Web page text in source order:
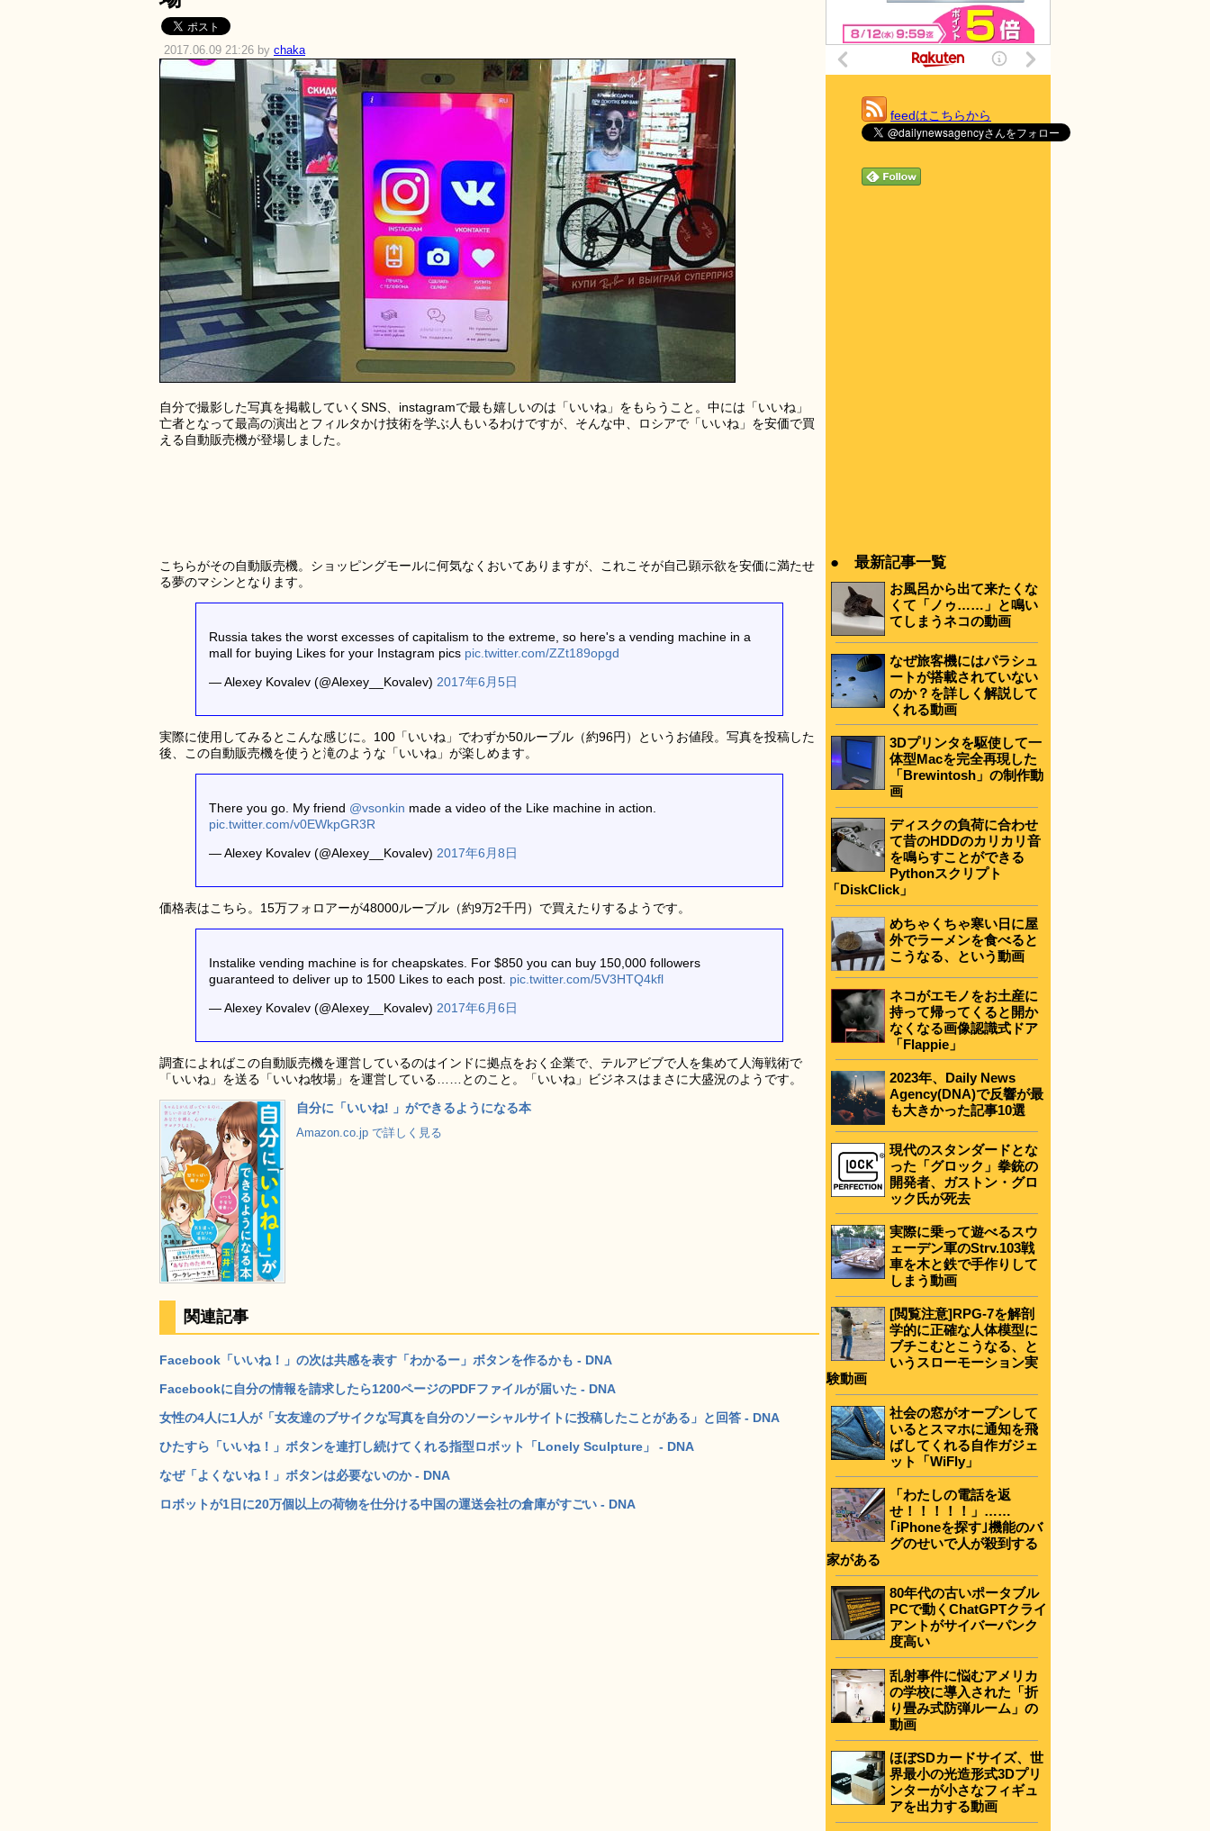
2017.06.09 21:26 by chaka
自分で撮影した写真を掲載していくSNS、instagramで最も嬉しいのは「いいね」をもらうこと。中には「いいね」
亡者となって最高の演出とフィルタかけ技術を学ぶ人もいるわけですが、そんな中、ロシアで「いいね」を安価で買
える自動販売機が登場しました。
こちらがその自動販売機。ショッピングモールに何気なくおいてありますが、これこそが自己顕示欲を安価に満たせ
る夢のマシンとなります。
Russia takes the worst excesses of capitalism to the extreme, so here's a vending machine in a
mall for buying Likes for your Instagram pics pic.twitter.com/ZZt189opgd
— Alexey Kovalev (@Alexey__Kovalev) 2017年6月5日
実際に使用してみるとこんな感じに。100「いいね」でわずか50ルーブル（約96円）というお値段。写真を投稿した
後、この自動販売機を使うと滝のような「いいね」が楽しめます。
There you go. My friend @vsonkin made a video of the Like machine in action.
pic.twitter.com/v0EWkpGR3R
— Alexey Kovalev (@Alexey__Kovalev) 2017年6月8日
価格表はこちら。15万フォロアーが48000ルーブル（約9万2千円）で買えたりするようです。
Instalike vending machine is for cheapskates. For $850 you can buy 150,000 followers
guaranteed to deliver up to 1500 Likes to each post. pic.twitter.com/5V3HTQ4kfl
— Alexey Kovalev (@Alexey__Kovalev) 2017年6月6日
調査によればこの自動販売機を運営しているのはインドに拠点をおく企業で、テルアビブで人を集めて人海戦術で
「いいね」を送る「いいね牧場」を運営している……とのこと。「いいね」ビジネスはまさに大盛況のようです。
自分に「いいね! 」ができるようになる本
Amazon.co.jp で詳しく見る
関連記事
Facebook「いいね！」の次は共感を表す「わかるー」ボタンを作るかも - DNA
Facebookに自分の情報を請求したら1200ページのPDFファイルが届いた - DNA
女性の4人に1人が「女友達のブサイクな写真を自分のソーシャルサイトに投稿したことがある」と回答 - DNA
ひたすら「いいね！」ボタンを連打し続けてくれる指型ロボット「Lonely Sculpture」 - DNA
なぜ「よくないね！」ボタンは必要ないのか - DNA
ロボットが1日に20万個以上の荷物を仕分ける中国の運送会社の倉庫がすごい - DNA
feedはこちらから
● 最新記事一覧
お風呂から出て来たくな
くて「ノゥ……」と鳴い
てしまうネコの動画
なぜ旅客機にはパラシュ
ートが搭載されていない
のか？を詳しく解説して
くれる動画
3Dプリンタを駆使して一
体型Macを完全再現した
「Brewintosh」の制作動
画
ディスクの負荷に合わせ
て昔のHDDのカリカリ音
を鳴らすことができる
Pythonスクリプト
「DiskClick」
めちゃくちゃ寒い日に屋
外でラーメンを食べると
こうなる、という動画
ネコがエモノをお土産に
持って帰ってくると開か
なくなる画像認識式ドア
「Flappie」
2023年、Daily News
Agency(DNA)で反響が最
も大きかった記事10選
現代のスタンダードとな
った「グロック」拳銃の
開発者、ガストン・グロ
ック氏が死去
実際に乗って遊べるスウ
ェーデン軍のStrv.103戦
車を木と鉄で手作りして
しまう動画
[閲覧注意]RPG-7を解剖
学的に正確な人体模型に
ブチこむとこうなる、と
いうスローモーション実
験動画
社会の窓がオープンして
いるとスマホに通知を飛
ばしてくれる自作ガジェ
ット「WiFly」
「わたしの電話を返
せ！！！！！」……
｢iPhoneを探す｣機能のバ
グのせいで人が殺到する
家がある
80年代の古いポータブル
PCで動くChatGPTクライ
アントがサイバーパンク
度高い
乱射事件に悩むアメリカ
の学校に導入された「折
り畳み式防弾ルーム」の
動画
ほぼSDカードサイズ、世
界最小の光造形式3Dプリ
ンターが小さなフィギュ
アを出力する動画